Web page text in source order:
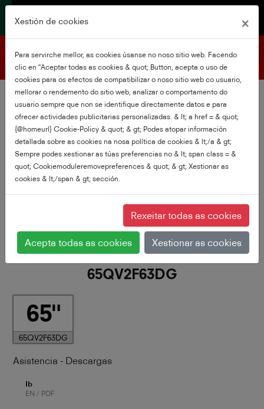
Soporte do produto
65QV2F63DG
65QV2F63DG
65
65QV2F63DG
Asistencia - Descargas
Ib
EN / PDF
Xestión de cookies ×
Para servirche mellor, as cookies úsanse no noso sitio web. Facendo
clic en "Aceptar todas as cookies & quot; Button, acepta o uso de
cookies para os efectos de compatibilizar o noso sitio web co usuario,
mellorar o rendemento do sitio web, analizar o comportamento do
usuario sempre que non se identifique directamente datos e para
ofrecer actividades publicitarias personalizadas. & lt; a href = & quot;
{@homeurl} Cookie-Policy & quot; & gt; Podes atopar información
detallada sobre as cookies na nosa política de cookies & lt;/a & gt;
Sempre podes xestionar as túas preferencias no & lt; span class = &
quot; Cookiemoduleremovepreferences & quot; & gt; Xestionar as
cookies & lt;/span & gt; sección.
Rexeitar todas as cookies
Acepta todas as cookies Xestionar as cookies